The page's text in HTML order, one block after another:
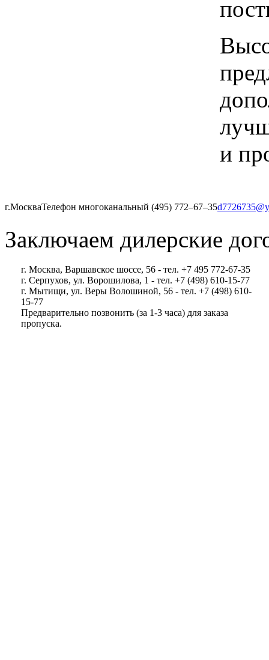
и
г.МоскваТелефон многоканальный (495) 772‒67‒35
Заключаем дилерские
г. Москва, Варшавское шоссе, 56 - тел. +7 495 772-67-35
г. Серпухов, ул. Ворошилова, 1 - тел. +7 (498) 610-15-77
г. Мытищи, ул. Веры Волошиной, 56 - тел. +7 (498) 610-
15-77
Предварительно позвонить (за 1-3 часа) для заказа
пропуска.